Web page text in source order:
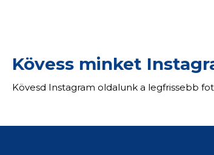
Kövess minket
Kövesd Instagram oldalunk a legfrissebb